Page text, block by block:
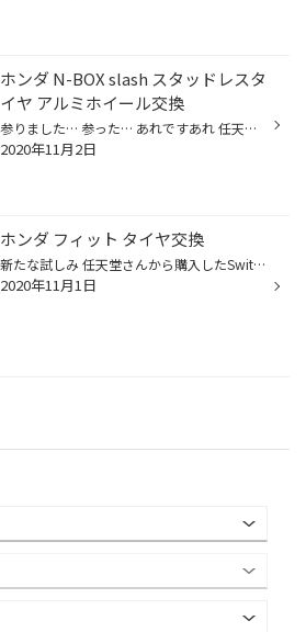
ホンダ N-BOX slash スタッドレスタ
イヤ アルミホイール交換
参りました… 参った… あれですあれ 任天堂さんのSwitchのイカの撃ち合い陣取りゲーム コレは燃える… 昨日 勇気を出したオンラインに出撃してみました いや燃える…みんなが熱中するわけだ… 多彩な武器、衣装、服からヘッドギア、帽子からシューズまで その組み合わせでもちろんカッコよく、可愛くコ...
2020年11月2日
ホンダ フィット タイヤ交換
新たな試しみ 任天堂さんから購入したSwitch マリカーも一通りクリアしたので別のゲームにも手を出そうかと思い イカが色を塗ったり撃ったりして闘うFPS系？シューティングゲームを購入しました こういったゲームは初の試みでして 久しぶりにあった友人（だとあたしは思っている）とドリフトの師匠...
2020年11月1日